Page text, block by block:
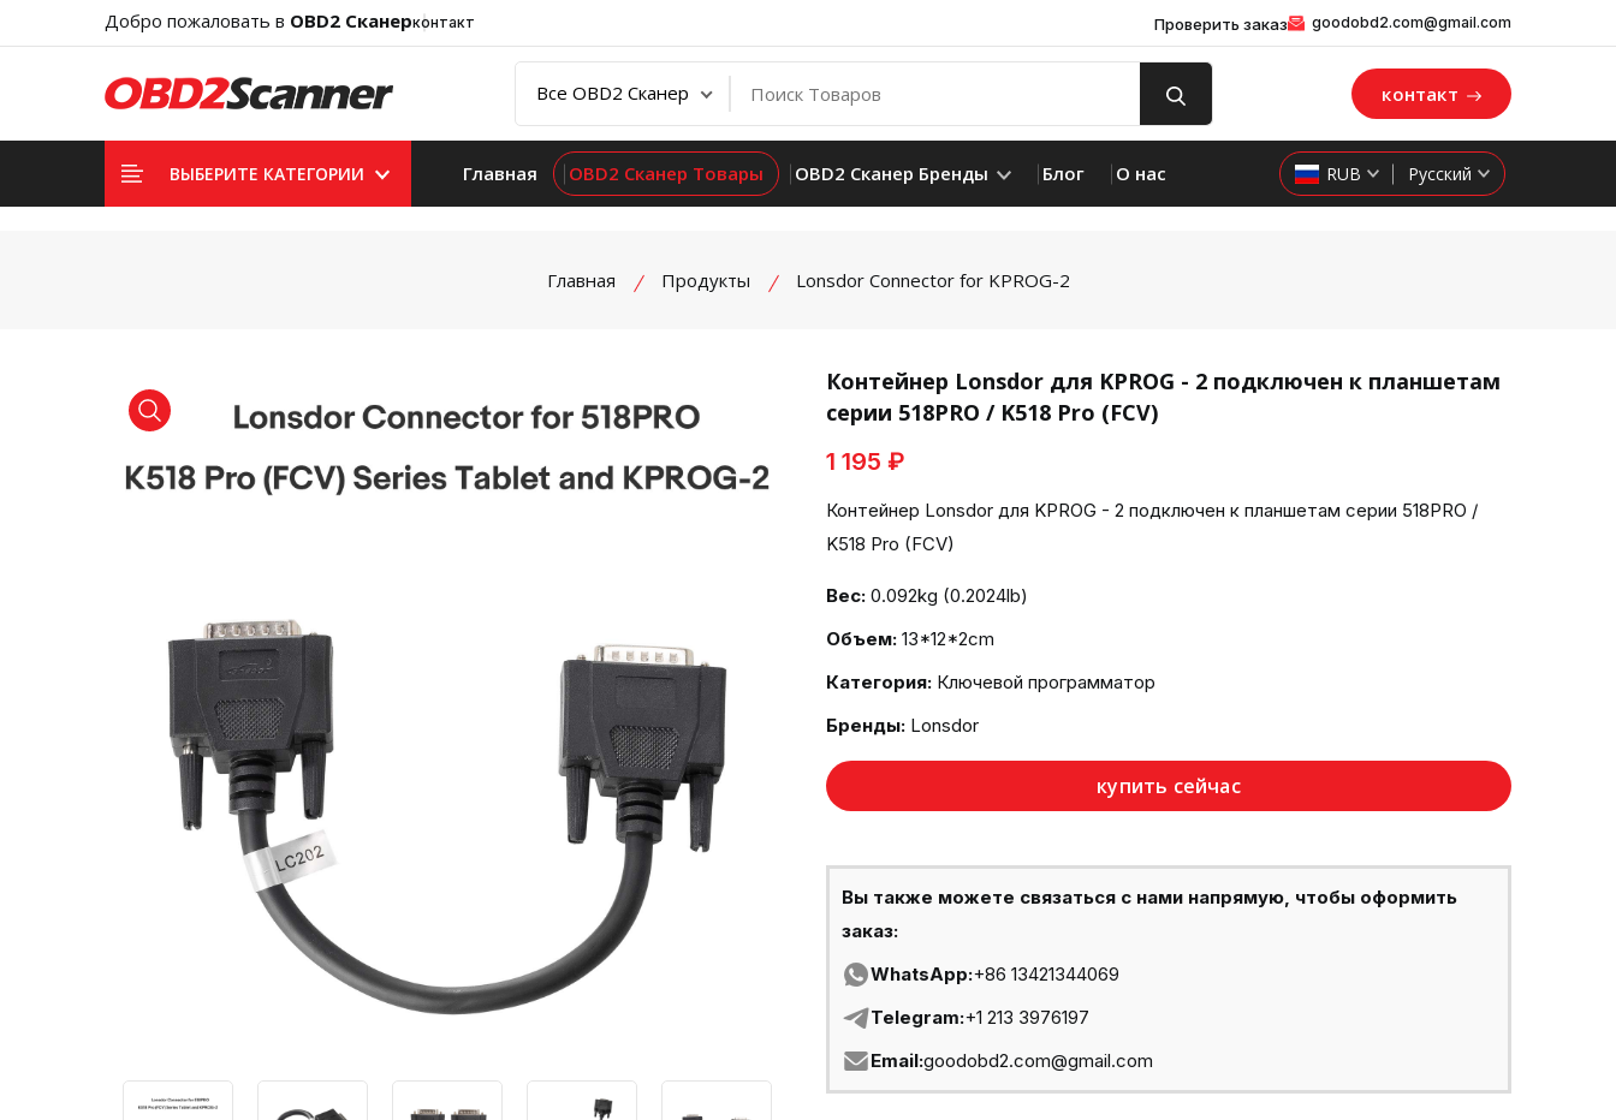
Добро пожаловать в OBD2 Сканерконтакт Проверить заказ goodobd2.com@gmail.com
контакт
ВЫБЕРИТЕ КАТЕГОРИИ Главная OBD2 Сканер Товары OBD2 Сканер Бренды Блог О нас RUB Русский
Главная Продукты Lonsdor Connector for KPROG-2
product view
Контейнер Lonsdor для KPROG - 2 подключен к планшетам
серии 518PRO / K518 Pro (FCV)
1 195 ₽
Контейнер Lonsdor для KPROG - 2 подключен к планшетам серии 518PRO /
K518 Pro (FCV)
Вес: 0.092kg (0.2024lb)
Объем: 13*12*2cm
Категория: Ключевой программатор
Бренды: Lonsdor
купить сейчас
Вы также можете связаться с нами напрямую, чтобы оформить
заказ:
WhatsApp:+86 13421344069
Telegram:+1 213 3976197
Email:goodobd2.com@gmail.com